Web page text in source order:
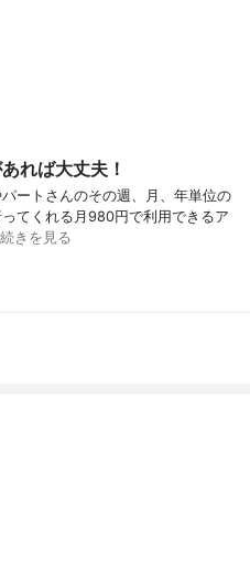
れば大丈夫！
ートさんのその週、月、年単位の
てくれる月980円で利用できるア
続きを見る